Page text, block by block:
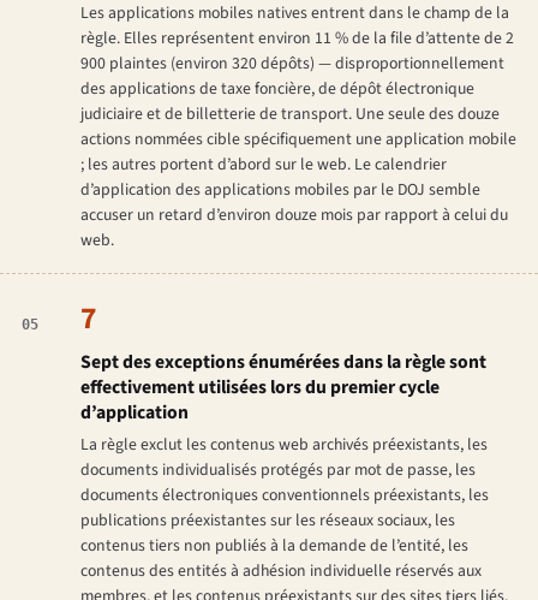
Les applications mobiles natives entrent dans le champ de la
règle. Elles représentent environ 11 % de la file d’attente de 2
900 plaintes (environ 320 dépôts) — disproportionnellement
des applications de taxe foncière, de dépôt électronique
judiciaire et de billetterie de transport. Une seule des douze
actions nommées cible spécifiquement une application mobile
; les autres portent d’abord sur le web. Le calendrier
d’application des applications mobiles par le DOJ semble
accuser un retard d’environ douze mois par rapport à celui du
web.
05 7
Sept des exceptions énumérées dans la règle sont
effectivement utilisées lors du premier cycle
d’application
La règle exclut les contenus web archivés préexistants, les
documents individualisés protégés par mot de passe, les
documents électroniques conventionnels préexistants, les
publications préexistantes sur les réseaux sociaux, les
contenus tiers non publiés à la demande de l’entité, les
contenus des entités à adhésion individuelle réservés aux